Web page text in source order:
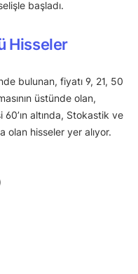
başladı.
Hisseler
bulunan, fiyatı 9, 21, 50
üstünde olan,
60’ın altında, Stokastik ve
olan hisseler yer alıyor.